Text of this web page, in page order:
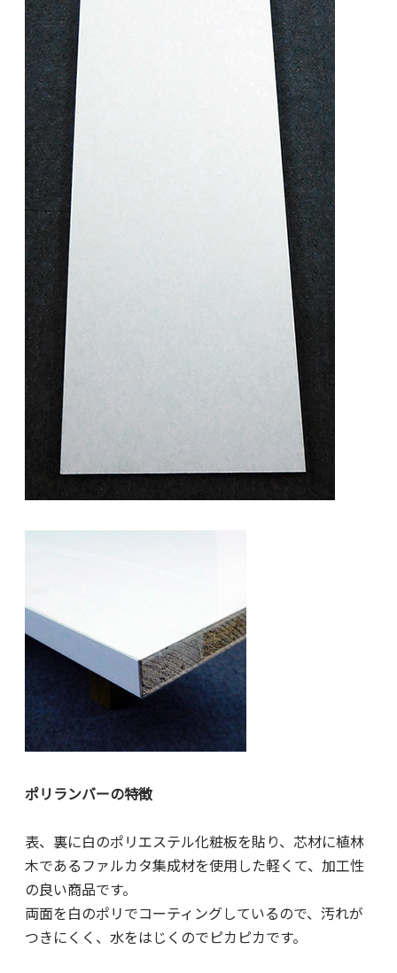
ポリランバーの特徴
表、裏に白のポリエステル化粧板を貼り、芯材に植林
木であるファルカタ集成材を使用した軽くて、加工性
の良い商品です。
両面を白のポリでコーティングしているので、汚れが
つきにくく、水をはじくのでピカピカです。